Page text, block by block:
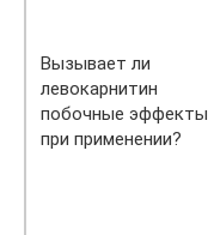
Вызывает ли
левокарнитин
побочные эффекты
при применении?